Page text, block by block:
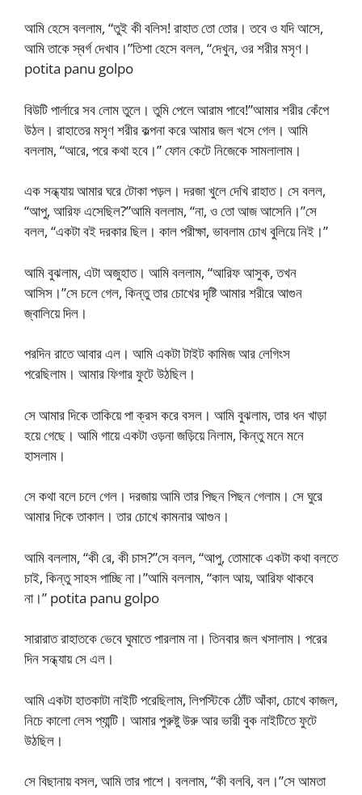
আমি হেসে বললাম, “তুই কী বলিস! রাহাত তো তোর। তবে ও যদি আসে,
আমি তাকে স্বর্গ দেখাব।”তিশা হেসে বলল, “দেখুন, ওর শরীর মসৃণ।
potita panu golpo
বিউটি পার্লারে সব লোম তুলে। তুমি পেলে আরাম পাবে!”আমার শরীর কেঁপে
উঠল। রাহাতের মসৃণ শরীর কল্পনা করে আমার জল খসে গেল। আমি
বললাম, “আরে, পরে কথা হবে।” ফোন কেটে নিজেকে সামলালাম।
এক সন্ধ্যায় আমার ঘরে টোকা পড়ল। দরজা খুলে দেখি রাহাত। সে বলল,
“আপু, আরিফ এসেছিল?”আমি বললাম, “না, ও তো আজ আসেনি।”সে
বলল, “একটা বই দরকার ছিল। কাল পরীক্ষা, ভাবলাম চোখ বুলিয়ে নিই।”
আমি বুঝলাম, এটা অজুহাত। আমি বললাম, “আরিফ আসুক, তখন
আসিস।”সে চলে গেল, কিন্তু তার চোখের দৃষ্টি আমার শরীরে আগুন
জ্বালিয়ে দিল।
পরদিন রাতে আবার এল। আমি একটা টাইট কামিজ আর লেগিংস
পরেছিলাম। আমার ফিগার ফুটে উঠছিল।
সে আমার দিকে তাকিয়ে পা ক্রস করে বসল। আমি বুঝলাম, তার ধন খাড়া
হয়ে গেছে। আমি গায়ে একটা ওড়না জড়িয়ে নিলাম, কিন্তু মনে মনে
হাসলাম।
সে কথা বলে চলে গেল। দরজায় আমি তার পিছন পিছন গেলাম। সে ঘুরে
আমার দিকে তাকাল। তার চোখে কামনার আগুন।
আমি বললাম, “কী রে, কী চাস?”সে বলল, “আপু, তোমাকে একটা কথা বলতে
চাই, কিন্তু সাহস পাচ্ছি না।”আমি বললাম, “কাল আয়, আরিফ থাকবে
না।” potita panu golpo
সারারাত রাহাতকে ভেবে ঘুমাতে পারলাম না। তিনবার জল খসালাম। পরের
দিন সন্ধ্যায় সে এল।
আমি একটা হাতকাটা নাইটি পরেছিলাম, লিপস্টিকে ঠোঁট আঁকা, চোখে কাজল,
নিচে কালো লেস প্যান্টি। আমার পুরুষ্টু উরু আর ভারী বুক নাইটিতে ফুটে
উঠছিল।
সে বিছানায় বসল, আমি তার পাশে। বললাম, “কী বলবি, বল।”সে আমতা